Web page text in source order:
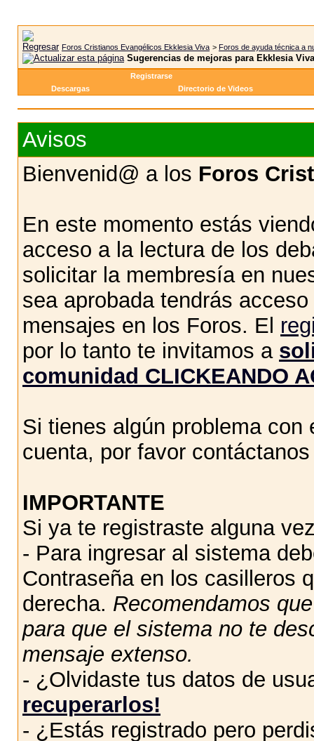
Foros Cristianos Evangélicos Ekklesia Viva > Foros de ayuda técnica a
Sugerencias de mejoras para Ekklesia Viva
Registrarse
Descargas
Directorio de Videos
Avisos
Bienvenid@ a los Foros
En este momento estás
acceso a la lectura de los
solicitar la membresía en
sea aprobada tendrás
mensajes en los Foros. El
por lo tanto te invitamos a
comunidad CLICKEANDO
Si tienes algún problema
cuenta, por favor
IMPORTANTE
Si ya te registraste alguna
- Para ingresar al sistema
Contraseña en los casilleros
derecha. Recomendamos
para que el sistema no te
mensaje extenso.
- ¿Olvidaste tus datos de
recuperarlos!
- ¿Estás registrado pero